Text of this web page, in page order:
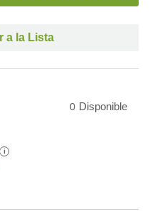
a la Lista
0 Disponible
i